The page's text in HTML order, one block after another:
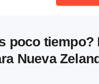
poco
Nueva